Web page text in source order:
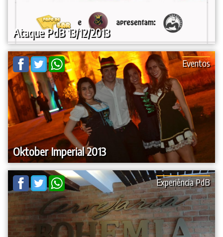
Ataque PdB 13/12/2013
Oktober Imperial 2013
Eventos
Experiência PdB